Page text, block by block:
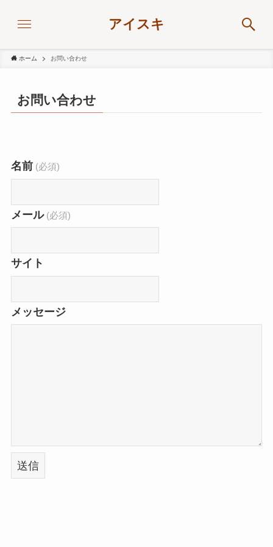
アイスキ
ホーム お問い合わせ
お問い合わせ
名前 (必須)
メール (必須)
サイト
メッセージ
送信